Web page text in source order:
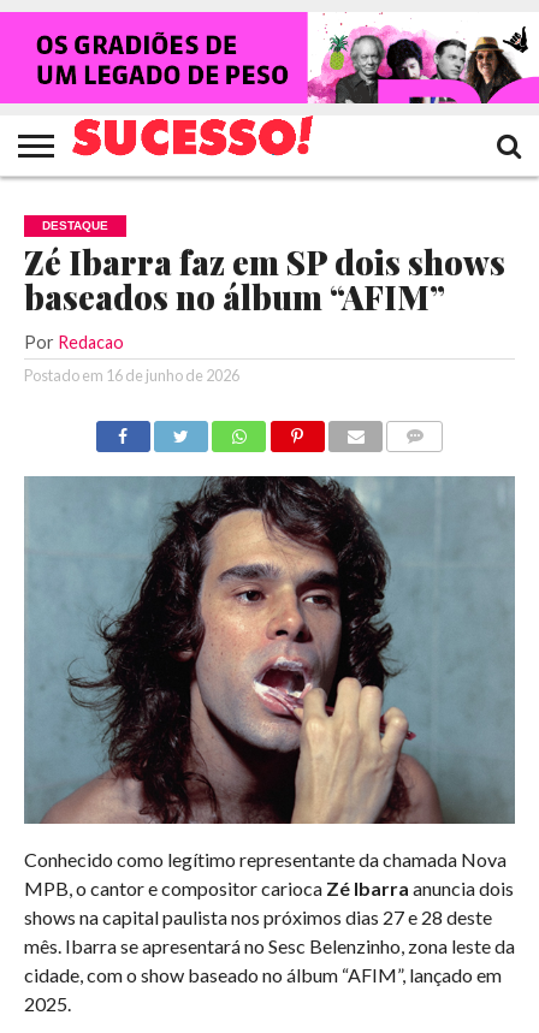
HOME
NOTÍCIAS
SHOWS
ENTREVISTAS
CLIQUES
RANKING
CROWLEY
TV
SUCESSO!
REVISTA
SUCESSO!
DESTAQUE
Zé Ibarra faz em SP dois shows
baseados no álbum “AFIM”
Por Redacao
Postado em 16 de junho de 2026
Conhecido como legítimo representante da chamada Nova
MPB, o cantor e compositor carioca Zé Ibarra anuncia dois
shows na capital paulista nos próximos dias 27 e 28 deste
mês. Ibarra se apresentará no Sesc Belenzinho, zona leste da
cidade, com o show baseado no álbum “AFIM”, lançado em
2025.